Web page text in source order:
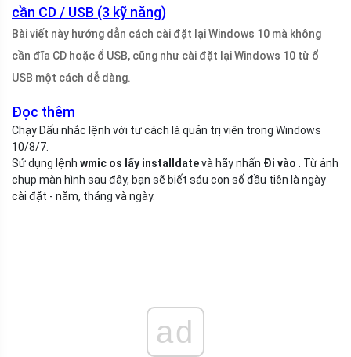
cần CD / USB (3 kỹ năng)
Bài viết này hướng dẫn cách cài đặt lại Windows 10 mà không
cần đĩa CD hoặc ổ USB, cũng như cài đặt lại Windows 10 từ ổ
USB một cách dễ dàng.
Đọc thêm
Chạy Dấu nhắc lệnh với tư cách là quản trị viên trong Windows
10/8/7.
Sử dụng lệnh wmic os lấy installdatevà hãy nhấn Đi vào . Từ ảnh
chụp màn hình sau đây, bạn sẽ biết sáu con số đầu tiên là ngày
cài đặt - năm, tháng và ngày.
ad